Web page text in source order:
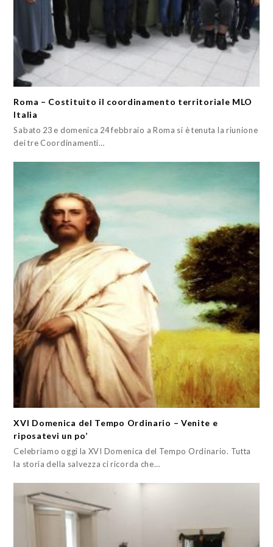
Roma – Costituito il coordinamento territoriale MLO
Italia
Sabato 23 e domenica 24 febbraio a Roma si è tenuta la riunione
dei tre Coordinamenti…
XVI Domenica del Tempo Ordinario – Venite e
riposatevi un po’
Celebriamo oggi la XVI Domenica del Tempo Ordinario. Tutta
la storia della salvezza ci ricorda che…